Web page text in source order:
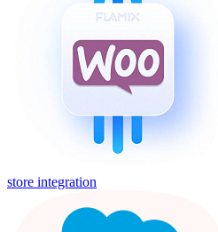
store integration